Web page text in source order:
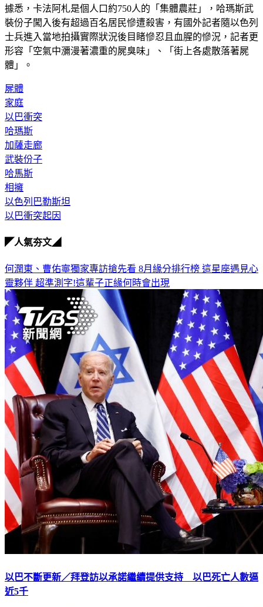
據悉，卡法阿札是個人口約750人的「集體農莊」，哈瑪斯武
裝份子闖入後有超過百名居民慘遭殺害，有國外記者隨以色列
士兵進入當地拍攝實際狀況後目睹慘忍且血腥的慘況，記者更
形容「空氣中瀰漫著濃重的屍臭味」、「街上各處散落著屍
體」。
屍體
家庭
以巴衝突
哈瑪斯
加薩走廊
武裝份子
哈馬斯
相擁
以色列巴勒斯坦
以巴衝突起因
◤人氣夯文◢
何潤東、曹佑寧獨家專訪搶先看 8月緣分排行榜 這星座遇見心
靈夥伴 超準測字!這輩子正緣何時會出現
以巴不斷更新／拜登訪以承諾繼續提供支持 以巴死亡人數逼
近5千